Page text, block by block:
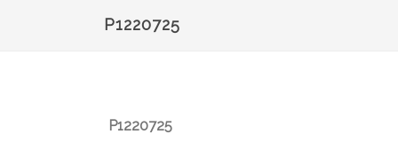
P1220725
P1220725